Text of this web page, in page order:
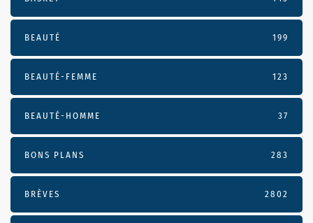
BEAUTÉ 199
BEAUTÉ-FEMME 123
BEAUTÉ-HOMME 37
BONS PLANS 283
BRÈVES 2802